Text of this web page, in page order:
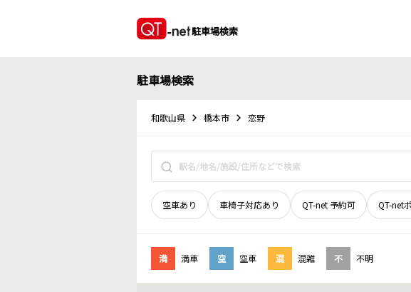
駐車場検索
駐車場検索
和歌山県 橋本市 恋野
空車あり 車椅子対応あり QT-net 予約可 QT-net
満 満車 空 空車 混 混雑 不 不明